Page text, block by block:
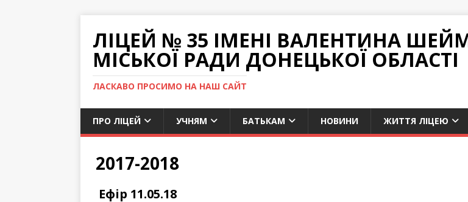
ЛІЦЕЙ № 35 ІМЕНІ ВАЛЕНТИНА
МІСЬКОЇ РАДИ ДОНЕЦЬКОЇ ОБЛАСТІ
ЛАСКАВО ПРОСИМО НА НАШ САЙТ
ПРО ЛІЦЕЙ УЧНЯМ БАТЬКАМ НОВИНИ ЖИТТЯ ЛІЦЕЮ
2017-2018
Ефір 11.05.18